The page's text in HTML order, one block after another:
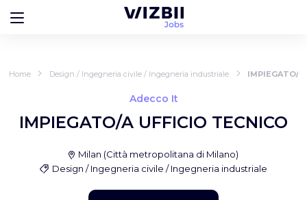
Home Design / Ingegneria civile / Ingegneria industriale IMPIEGATO/A
Adecco It
IMPIEGATO/A UFFICIO TECNICO
Milan (Città metropolitana di Milano)
Design / Ingegneria civile / Ingegneria industriale